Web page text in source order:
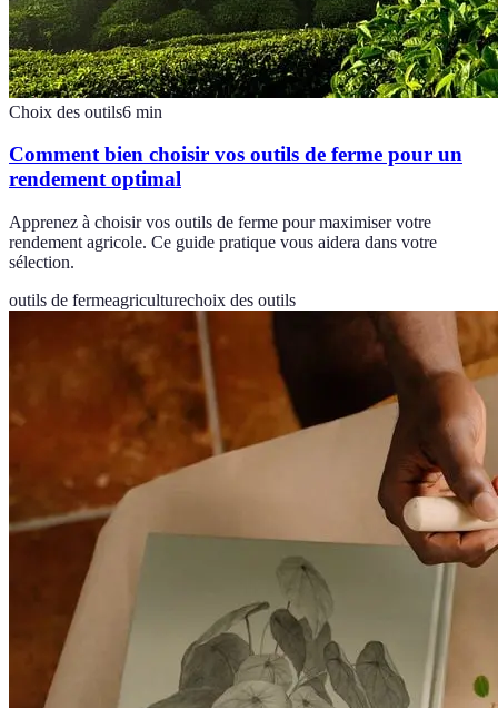
Choix des outils6 min
Comment bien choisir vos outils de ferme pour un
rendement optimal
Apprenez à choisir vos outils de ferme pour maximiser votre
rendement agricole. Ce guide pratique vous aidera dans votre
sélection.
outils de fermeagriculturechoix des outils